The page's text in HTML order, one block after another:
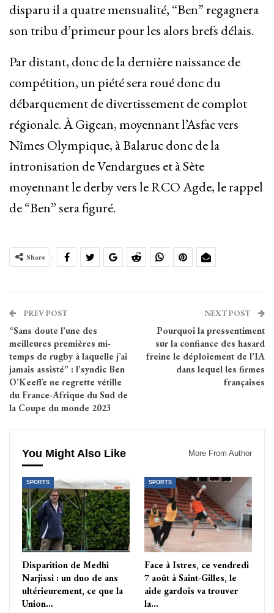
disparu il a quatre mensualité, “Ben” regagnera
son tribu d’primeur pour les alors brefs délais.
Par distant, donc de la dernière naissance de
compétition, un piété sera roué donc du
débarquement de divertissement de complot
régionale. À Gigean, moyennant l’Asfac vers
Nîmes Olympique, à Balaruc donc de la
intronisation de Vendargues et à Sète
moyennant le derby vers le RCO Agde, le rappel
de “Ben” sera figuré.
Share
PREV POST
“Sans doute l’une des
meilleures premières mi-
temps de rugby à laquelle j’ai
jamais assisté” : l’syndic Ben
O’Keeffe ne regrette vétille
du France-Afrique du Sud de
la Coupe du monde 2023
NEXT POST
Pourquoi la pressentiment
sur la confiance des hasard
freine le déploiement de l’IA
dans lequel les firmes
françaises
You Might Also Like More From Author
SPORTS
Disparition de Medhi
Narjissi : un duo de ans
ultérieurement, ce que la
Union…
SPORTS
Face à Istres, ce vendredi
7 août à Saint-Gilles, le
aide gardois va trouver
la…